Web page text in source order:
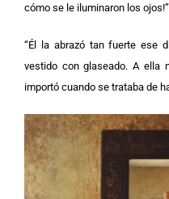
cómo se le iluminaron los
“Él la abrazó tan fuerte ese
vestido con glaseado. A ella
importó cuando se trataba de